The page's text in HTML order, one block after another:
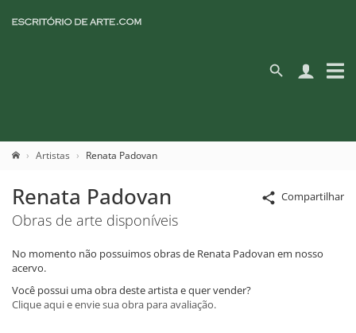
Artistas Renata Padovan
Compartilhar
Renata Padovan
Obras de arte disponíveis
No momento não possuimos obras de Renata Padovan em nosso
acervo.
Você possui uma obra deste artista e quer vender?
Clique aqui e envie sua obra para avaliação.